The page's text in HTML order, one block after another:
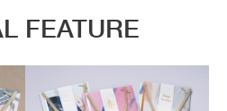
FEATURE